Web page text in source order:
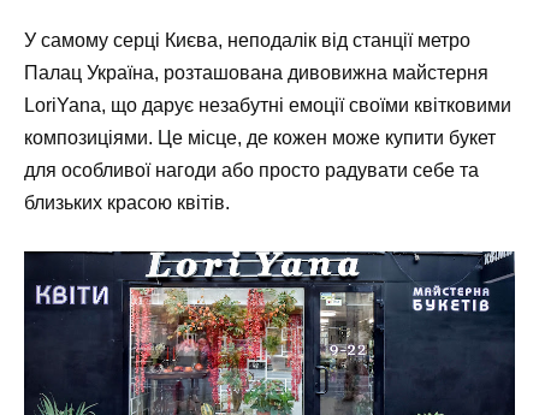
У самому серці Києва, неподалік від станції метро
Палац Україна, розташована дивовижна майстерня
LoriYana, що дарує незабутні емоції своїми квітковими
композиціями. Це місце, де кожен може купити букет
для особливої нагоди або просто радувати себе та
близьких красою квітів.